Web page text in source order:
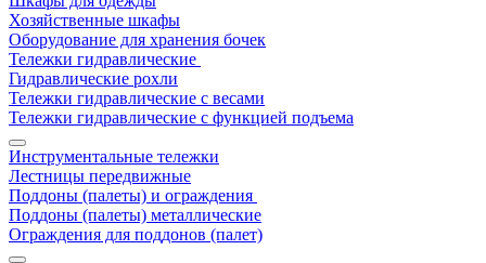
Хозяйственные шкафы
Оборудование для хранения бочек
Тележки гидравлические
Гидравлические рохли
Тележки гидравлические с весами
Тележки гидравлические с функцией подъема
Инструментальные тележки
Лестницы передвижные
Поддоны (палеты) и ограждения
Поддоны (палеты) металлические
Ограждения для поддонов (палет)